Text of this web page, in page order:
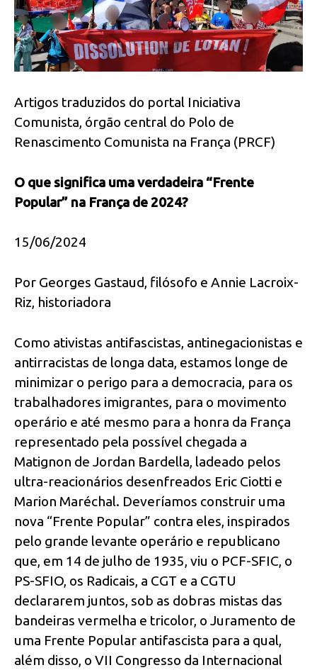
Artigos traduzidos do portal Iniciativa
Comunista, órgão central do Polo de
Renascimento Comunista na França (PRCF)
O que significa uma verdadeira “Frente
Popular” na França de 2024?
15/06/2024
Por Georges Gastaud, filósofo e Annie Lacroix-
Riz, historiadora
Como ativistas antifascistas, antinegacionistas e
antirracistas de longa data, estamos longe de
minimizar o perigo para a democracia, para os
trabalhadores imigrantes, para o movimento
operário e até mesmo para a honra da França
representado pela possível chegada a
Matignon de Jordan Bardella, ladeado pelos
ultra-reacionários desenfreados Eric Ciotti e
Marion Maréchal. Deveríamos construir uma
nova “Frente Popular” contra eles, inspirados
pelo grande levante operário e republicano
que, em 14 de julho de 1935, viu o PCF-SFIC, o
PS-SFIO, os Radicais, a CGT e a CGTU
declararem juntos, sob as dobras mistas das
bandeiras vermelha e tricolor, o Juramento de
uma Frente Popular antifascista para a qual,
além disso, o VII Congresso da Internacional